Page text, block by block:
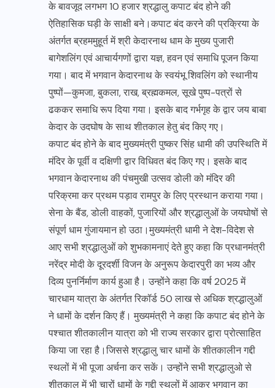
के बावजूद लगभग 10 हजार श्रद्धालु कपाट बंद होने की
ऐतिहासिक घड़ी के साक्षी बने।कपाट बंद करने की प्रक्रिया के
अंतर्गत ब्रहममुहूर्त में श्री केदारनाथ धाम के मुख्य पुजारी
बागेशलिंग एवं आचार्यगणों द्वारा यज्ञ, हवन एवं समाधि पूजन किया
गया। बाद में भगवान केदारनाथ के स्वयंभू शिवलिंग को स्थानीय
पुष्पों—कुमजा, बुकला, राख, ब्रह्मकमल, सूखे पुष्प-पत्रों से
ढककर समाधि रूप दिया गया। इसके बाद गर्भगृह के द्वार जय बाबा
केदार के उदघोष के साथ शीतकाल हेतु बंद किए गए।
कपाट बंद होने के बाद मुख्यमंत्री पुष्कर सिंह धामी की उपस्थिति में
मंदिर के पूर्वी व दक्षिणी द्वार विधिवत बंद किए गए। इसके बाद
भगवान केदारनाथ की पंचमुखी उत्सव डोली को मंदिर की
परिक्रमा कर प्रथम पड़ाव रामपुर के लिए प्रस्थान कराया गया।
सेना के बैंड, डोली वाहकों, पुजारियों और श्रद्धालुओं के जयघोषों से
संपूर्ण धाम गुंजायमान हो उठा।मुख्यमंत्री धामी ने देश-विदेश से
आए सभी श्रद्धालुओं को शुभकामनाएं देते हुए कहा कि प्रधानमंत्री
नरेंद्र मोदी के दूरदर्शी विजन के अनुरूप केदारपुरी का भव्य और
दिव्य पुनर्निर्माण कार्य हुआ है। उन्होंने कहा कि वर्ष 2025 में
चारधाम यात्रा के अंतर्गत रिकॉर्ड 50 लाख से अधिक श्रद्धालुओं
ने धामों के दर्शन किए हैं। मुख्यमंत्री ने कहा कि कपाट बंद होने के
पश्चात शीतकालीन यात्रा को भी राज्य सरकार द्वारा प्रोत्साहित
किया जा रहा है।जिससे श्रद्धालु चार धामों के शीतकालीन गद्दी
स्थलों में भी पूजा अर्चना कर सकें। उन्होंने सभी श्रद्धालुओ से
शीतकाल में भी चारों धामों के गद्दी स्थलों में आकर भगवान का